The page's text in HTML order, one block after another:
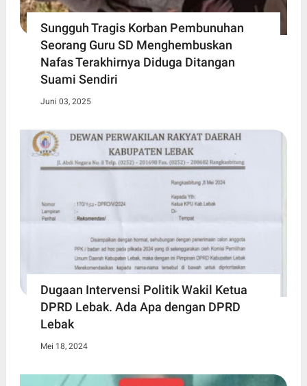
Sungguh Tragis Korban Pembunuhan
Seorang Guru SD Menghembuskan
Nafas Terakhirnya Diduga Ditangan
Suami Sendiri
Juni 03, 2025
Dugaan Intervensi Politik Wakil Ketua
DPRD Lebak. Ada Apa dengan DPRD
Lebak
Mei 18, 2024